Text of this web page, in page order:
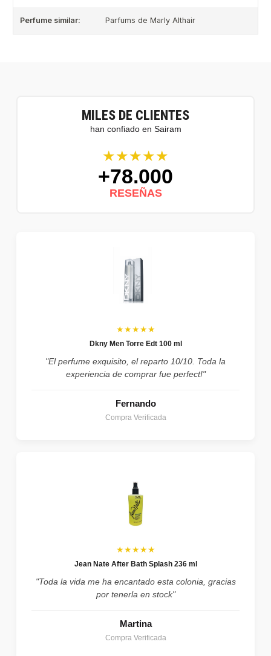
Perfume similar: Parfums de Marly Althair
MILES DE CLIENTES
han confiado en Sairam
★★★★★
+78.000
RESEÑAS
★★★★★
Dkny Men Torre Edt 100 ml
"El perfume exquisito, el reparto 10/10. Toda la
experiencia de comprar fue perfect!"
Fernando
Compra Verificada
★★★★★
Jean Nate After Bath Splash 236 ml
"Toda la vida me ha encantado esta colonia, gracias
por tenerla en stock"
Martina
Compra Verificada